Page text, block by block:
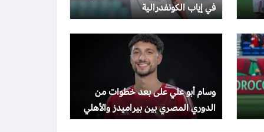
في إياب الكونفدرالية
وسام أبو علي على بعد خطوات من
الدوري المصري بين بيراميدز والأهلي